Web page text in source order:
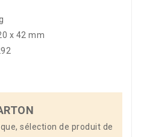
x 42 mm
sélection de produit de